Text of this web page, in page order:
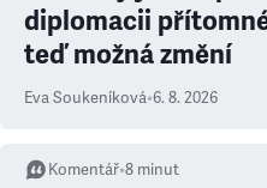
diplomacii
teď možná změní
Eva Soukeníková•6. 8. 2026
Komentář•8 minut